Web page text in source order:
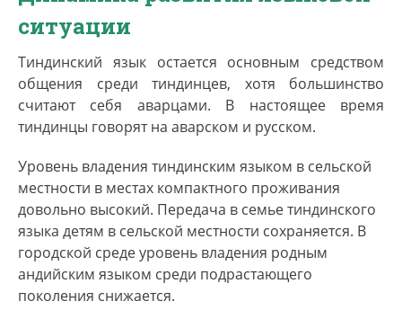
ситуации
Тиндинский язык остается основным средством
общения среди тиндинцев, хотя большинство
считают себя аварцами. В настоящее время
тиндинцы говорят на аварском и русском.
Уровень владения тиндинским языком в сельской
местности в местах компактного проживания
довольно высокий. Передача в семье тиндинского
языка детям в сельской местности сохраняется. В
городской среде уровень владения родным
андийским языком среди подрастающего
поколения снижается.